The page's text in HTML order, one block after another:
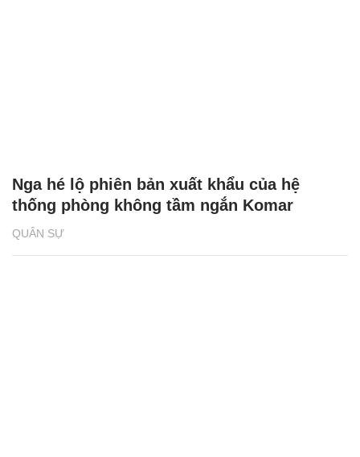
QUÂN SỰ
Nga hé lộ phiên bản xuất khẩu của hệ
thống phòng không tầm ngắn Komar